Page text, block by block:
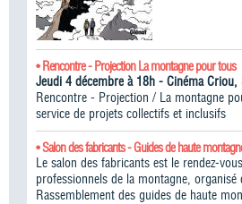
• Rencontre - Projection La montagne pour tous
Jeudi 4 décembre à 18h - Cinéma Criou,
Rencontre - Projection / La montagne
service de projets collectifs et inclusifs
• Salon des fabricants - Guides de haute
Le salon des fabricants est le rendez-
professionnels de la montagne, organisé
Rassemblement des guides de haute